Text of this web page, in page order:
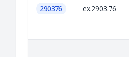
290376 ex.2903.76